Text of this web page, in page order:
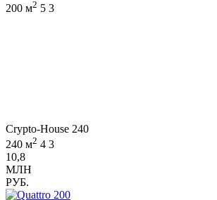
200 м2 5 3
Crypto-House 240
240 м2 4 3
10,8
МЛН
РУБ.